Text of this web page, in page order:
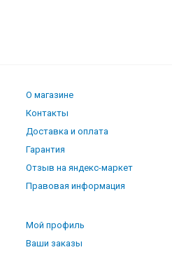
О магазине
Контакты
Доставка и оплата
Гарантия
Отзыв на яндекс-маркет
Правовая информация
Мой профиль
Ваши заказы